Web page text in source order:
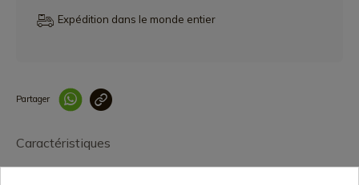
Expédition dans le monde entier
Partager
Caractéristiques